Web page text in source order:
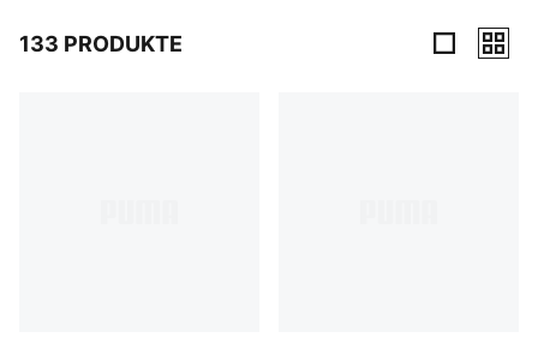
133 PRODUKTE